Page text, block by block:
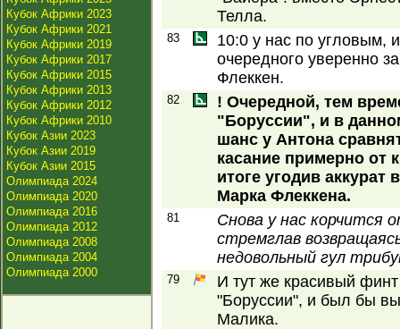
Кубок Африки 2023
Кубок Африки 2021
Кубок Африки 2019
Кубок Африки 2017
Кубок Африки 2015
Кубок Африки 2013
Кубок Африки 2012
Кубок Африки 2010
Кубок Азии 2023
Кубок Азии 2019
Кубок Азии 2015
Олимпиада 2024
Олимпиада 2020
Олимпиада 2016
Олимпиада 2012
Олимпиада 2008
Олимпиада 2004
Олимпиада 2000
Телла.
83
10:0 у нас по угловым,
очередного уверенно
Флеккен.
82
! Очередной, тем
"Боруссии", и в
шанс у Антона
касание примерно от
итоге угодив
Марка Флеккена.
81
Снова у нас корчится
стремглав
недовольный гул
79
И тут же красивый
"Боруссии", и был бы
Малика.